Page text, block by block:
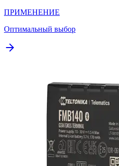
ПРИМЕНЕНИЕ
Оптимальный выбор